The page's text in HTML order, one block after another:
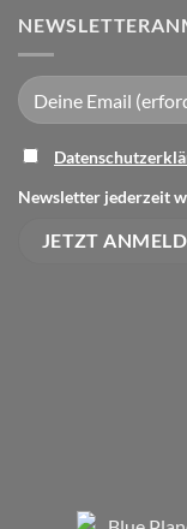
Newsletter jederzeit